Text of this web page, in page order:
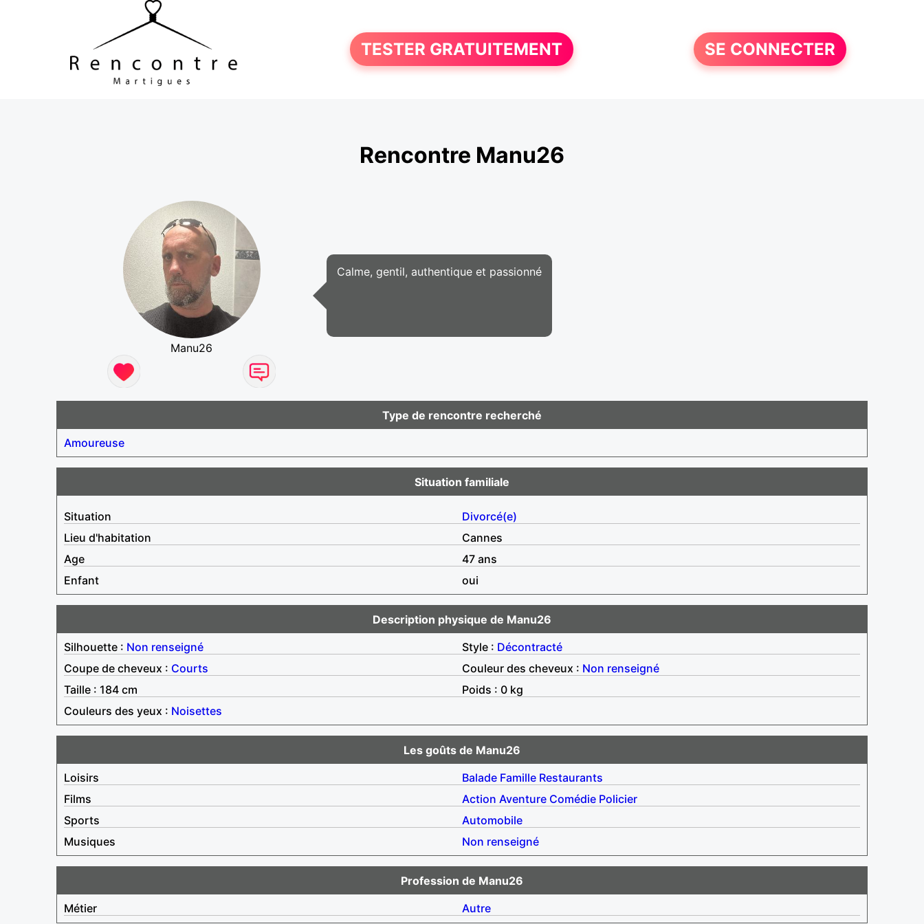
TESTER GRATUITEMENT SE CONNECTER
Rencontre Manu26
Manu26
Calme, gentil, authentique et passionné
Type de rencontre recherché
Amoureuse
Situation familiale
Situation
Divorcé(e)
Lieu d'habitation
Cannes
Age
47 ans
Enfant
oui
Description physique de Manu26
Silhouette : Non renseigné Style : Décontracté
Coupe de cheveux : Courts Couleur des cheveux : Non renseigné
Taille : 184 cm
Poids : 0 kg
Couleurs des yeux : Noisettes
Les goûts de Manu26
Loisirs
Balade Famille Restaurants
Films
Action Aventure Comédie Policier
Sports
Automobile
Musiques
Non renseigné
Profession de Manu26
Métier
Autre